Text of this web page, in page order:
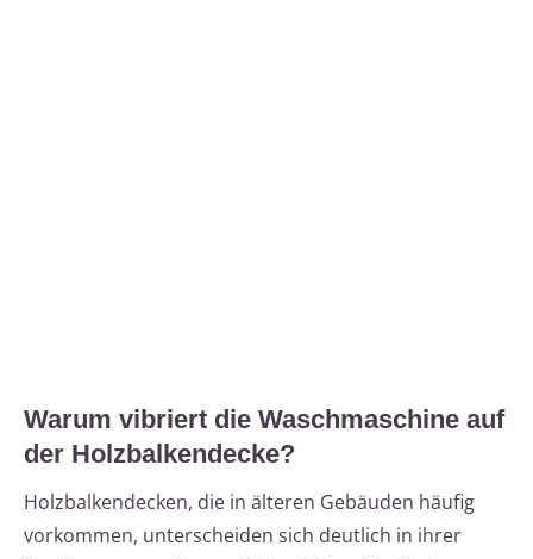
Warum vibriert die Waschmaschine auf
der Holzbalkendecke?
Holzbalkendecken, die in älteren Gebäuden häufig
vorkommen, unterscheiden sich deutlich in ihrer